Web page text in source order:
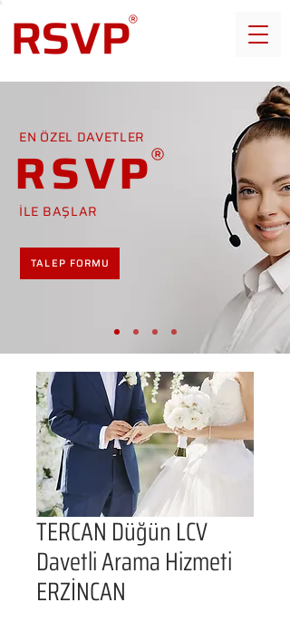
EN ÖZEL DAVETLER
RSVP
İLE BAŞLAR
TALEP FORMU
TERCAN Düğün LCV
Davetli Arama Hizmeti
ERZİNCAN